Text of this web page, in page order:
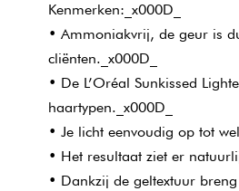
Kenmerken:_x000D_
• Ammoniakvrij, de geur is
cliënten._x000D_
• De L’Oréal Sunkissed
haartypen._x000D_
• Je licht eenvoudig op tot
• Het resultaat ziet er
• Dankzij de geltextuur